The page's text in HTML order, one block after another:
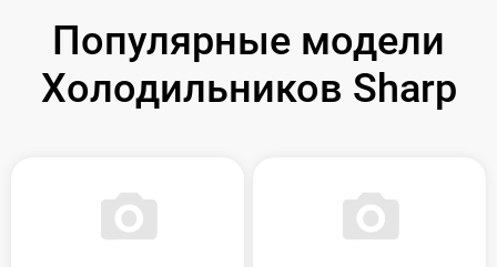
Популярные модели
Холодильников Sharp